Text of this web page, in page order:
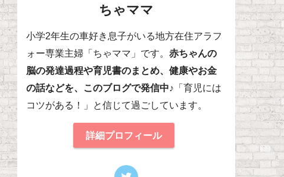
ちゃママ
小学2年生の車好き息子がいる地方在住アラフ
ォー専業主婦「ちゃママ」です。赤ちゃんの
脳の発達過程や育児書のまとめ、健康やお金
の話などを、このブログで発信中♪ 「育児には
コツがある！」と信じて過ごしています。
詳細プロフィール